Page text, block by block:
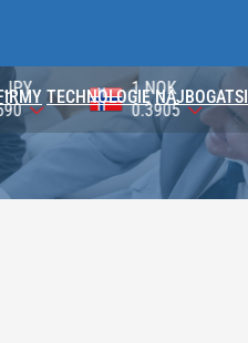
TECHNOLOGIE NAJBOGATSI
1 DKK
0.5750